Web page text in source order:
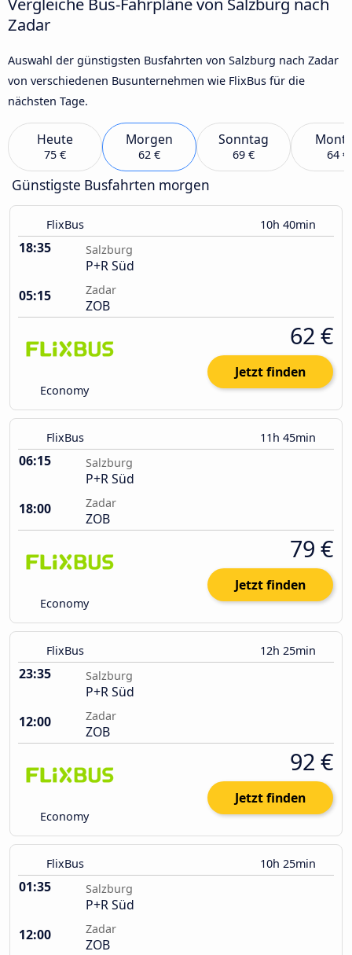
Zadar
Auswahl der günstigsten Busfahrten von Salzburg nach Zadar
von verschiedenen Busunternehmen wie FlixBus für die
nächsten Tage.
Heute
75 €
Morgen
62 €
Sonntag
69 € 64 €
Günstigste Busfahrten morgen
FlixBus 10h 40min
18:35 Salzburg
P+R Süd
05:15
Zadar
ZOB
Economy
62 €
Jetzt finden
FlixBus 11h 45min
06:15 Salzburg
P+R Süd
18:00
Zadar
ZOB
Economy
79 €
Jetzt finden
FlixBus 12h 25min
23:35 Salzburg
P+R Süd
12:00
Zadar
ZOB
Economy
92 €
Jetzt finden
FlixBus 10h 25min
01:35 Salzburg
P+R Süd
12:00
Zadar
ZOB